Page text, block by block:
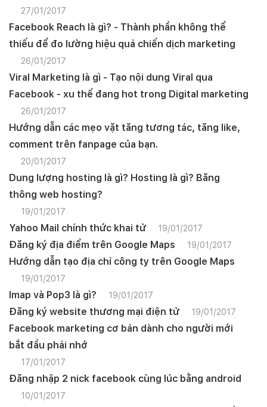
27/01/2017
Facebook Reach là gì? - Thành phần không thể
thiếu để đo lường hiệu quả chiến dịch marketing
26/01/2017
Viral Marketing là gì - Tạo nội dung Viral qua
Facebook - xu thế đang hot trong Digital marketing
26/01/2017
Hướng dẫn các mẹo vặt tăng tương tác, tăng like,
comment trên fanpage của bạn.
20/01/2017
Dung lượng hosting là gì? Hosting là gì? Băng
thông web hosting?
19/01/2017
Yahoo Mail chính thức khai tử 19/01/2017
Đăng ký địa điểm trên Google Maps 19/01/2017
Hướng dẫn tạo địa chỉ công ty trên Google Maps
19/01/2017
Imap và Pop3 là gì? 19/01/2017
Đăng ký website thương mại điện tử 19/01/2017
Facebook marketing cơ bản dành cho người mới
bắt đầu phải nhớ
17/01/2017
Đăng nhập 2 nick facebook cùng lúc bằng android
10/01/2017